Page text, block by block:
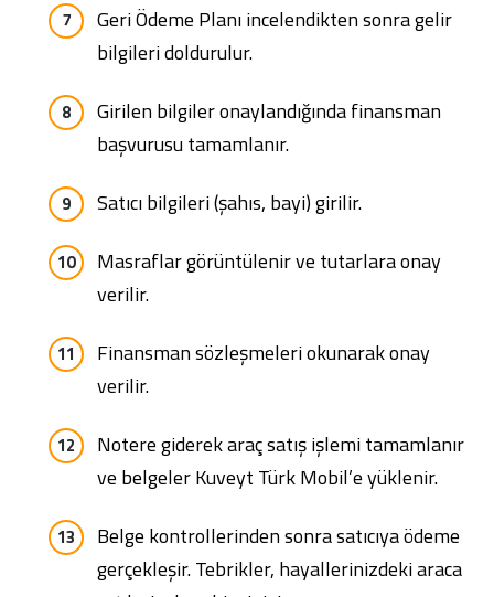
Geri Ödeme Planı incelendikten sonra gelir
bilgileri doldurulur.
Girilen bilgiler onaylandığında finansman
başvurusu tamamlanır.
Satıcı bilgileri (şahıs, bayi) girilir.
Masraflar görüntülenir ve tutarlara onay
verilir.
Finansman sözleşmeleri okunarak onay
verilir.
Notere giderek araç satış işlemi tamamlanır
ve belgeler Kuveyt Türk Mobil’e yüklenir.
Belge kontrollerinden sonra satıcıya ödeme
gerçekleşir. Tebrikler, hayallerinizdeki araca